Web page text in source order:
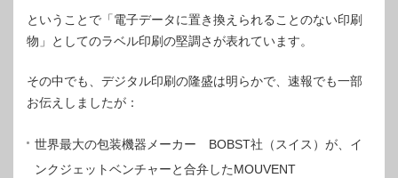
ということで「電子データに置き換えられることのない印刷
物」としてのラベル印刷の堅調さが表れています。
その中でも、デジタル印刷の隆盛は明らかで、速報でも一部
お伝えしましたが：
世界最大の包装機器メーカー BOBST社（スイス）が、イ
ンクジェットベンチャーと合弁したMOUVENT